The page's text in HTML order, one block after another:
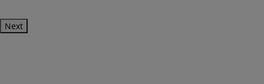
Next